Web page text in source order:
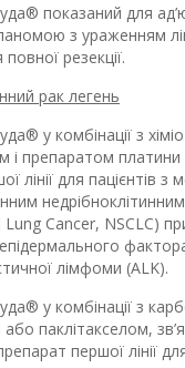
® показаний для
з ураженням
повної резекції.
рак легень
® у комбінації з
і препаратом платини
лінії для пацієнтів з
Cancer, NSCLC)
епідермального
лімфоми (ALK).
® у комбінації з
паклітакселом,
першої лінії для